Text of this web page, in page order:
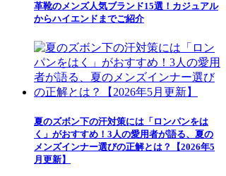
革靴のメンズ人気ブランド15選！カジュアル
からハイエンドまでご紹介
夏のズボン下の汗対策には「ロンパンをは
く」がおすすめ！3人の愛用者が語る、夏の
メンズインナー選びの正解とは？【2026年5
月更新】